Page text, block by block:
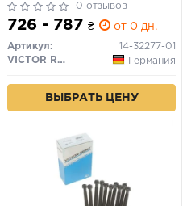
05- 1.4TSi M9x105 (компл.)
0 отзывов
726 - 787 ₴ от 0 дн.
Артикул:
14-32277-01
VICTOR REINZ
Германия
ВЫБРАТЬ ЦЕНУ